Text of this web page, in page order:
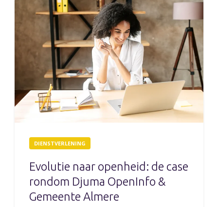
DIENSTVERLENING
Evolutie naar openheid: de case
rondom Djuma OpenInfo &
Gemeente Almere